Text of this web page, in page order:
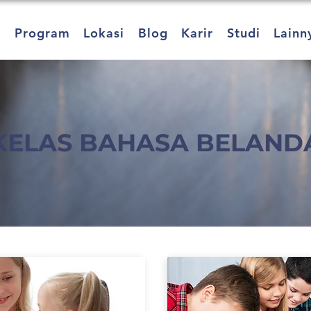
Program Lokasi Blog Karir Studi
BAHASA